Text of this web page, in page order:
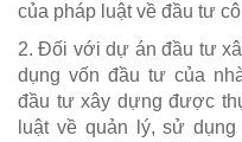
của pháp luật về đầu tư
2. Đối với dự án đầu tư
dụng vốn đầu tư của
đầu tư xây dựng được
luật về quản lý, sử